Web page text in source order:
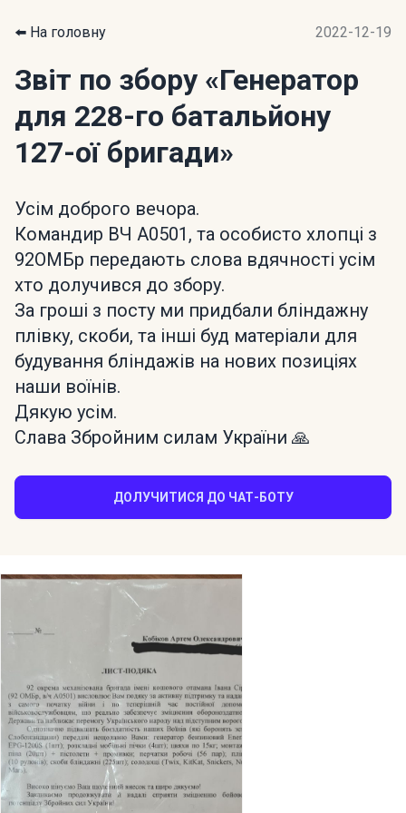
⬅️ На головну 2022-12-19
Звіт по збору «Генератор
для 228-го батальйону
127-ої бригади»
Усім доброго вечора.
Командир ВЧ А0501, та особисто хлопці з
92ОМБр передають слова вдячності усім
хто долучився до збору.
За гроші з посту ми придбали бліндажну
плівку, скоби, та інші буд матеріали для
будування бліндажів на нових позиціях
наши воїнів.
Дякую усім.
Слава Збройним силам України 🙏
ДОЛУЧИТИСЯ ДО ЧАТ-БОТУ